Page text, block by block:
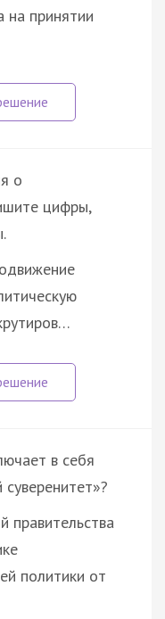
на принятии
о
цифры,
в себя
правительства
политики от